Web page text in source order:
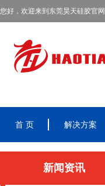
您好，欢迎来到东莞昊天硅胶官网
首 页 解决方案
新闻资讯